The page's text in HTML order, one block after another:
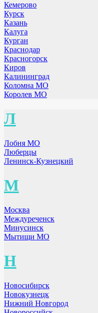
Кемерово
Курск
Казань
Калуга
Курган
Краснодар
Красногорск
Киров
Калининград
Коломна МО
Королев МО
Л
Лобня МО
Люберцы
Ленинск-Кузнецкий
М
Москва
Междуреченск
Минусинск
Мытищи МО
Н
Новосибирск
Новокузнецк
Нижний Новгород